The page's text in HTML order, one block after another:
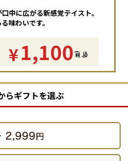
中に広がる新感覚テイスト。
味わいです。
¥1,100 (
税
込 )
らギフトを選ぶ